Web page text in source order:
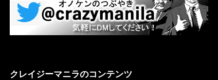
クレイジーマニラのコンテンツ